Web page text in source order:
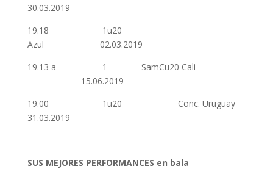
30.03.2019
19.18 1u20
Azul 02.03.2019
19.13 a 1 SamCu20 Cali
15.06.2019
19.00 1u20 Conc. Uruguay
31.03.2019
SUS MEJORES PERFORMANCES en bala